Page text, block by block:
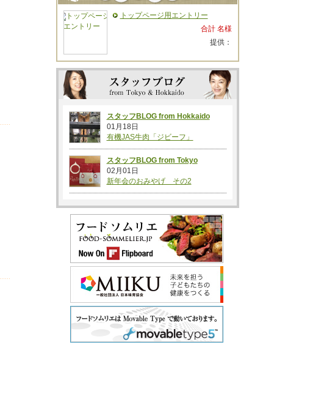
トップページ用エントリー
合計 名様
提供：
スタッフBLOG from Hokkaido
01月18日
有機JAS牛肉「ジビーフ」
スタッフBLOG from Tokyo
02月01日
新年会のおみやげ その2